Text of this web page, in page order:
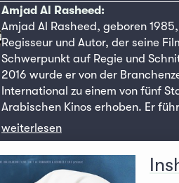
Amjad Al Rasheed:
Amjad Al Rasheed, geboren
Regisseur und Autor, der seine
Schwerpunkt auf Regie und
2016 wurde er von der
International zu einem von fünf
Arabischen Kinos erhoben. Er
weiterlesen